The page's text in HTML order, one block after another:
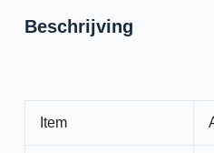
Beschrijving
Item